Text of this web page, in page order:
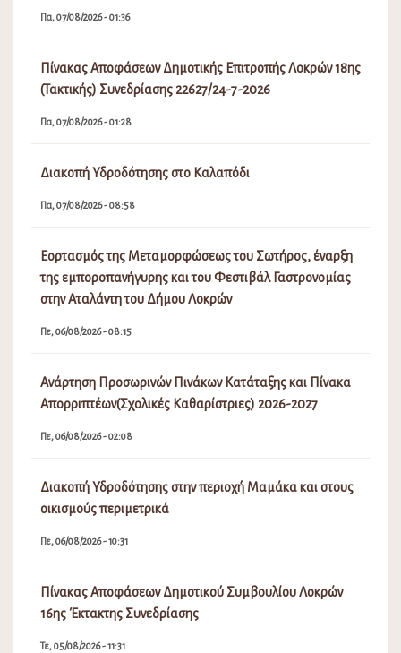
Πα, 07/08/2026 - 01:36
Πίνακας Αποφάσεων Δημοτικής Επιτροπής Λοκρών 18ης
(Τακτικής) Συνεδρίασης 22627/24-7-2026
Πα, 07/08/2026 - 01:28
Διακοπή Υδροδότησης στο Καλαπόδι
Πα, 07/08/2026 - 08:58
Εορτασμός της Μεταμορφώσεως του Σωτήρος, έναρξη
της εμποροπανήγυρης και του Φεστιβάλ Γαστρονομίας
στην Αταλάντη του Δήμου Λοκρών
Πε, 06/08/2026 - 08:15
Ανάρτηση Προσωρινών Πινάκων Κατάταξης και Πίνακα
Απορριπτέων(Σχολικές Καθαρίστριες) 2026-2027
Πε, 06/08/2026 - 02:08
Διακοπή Υδροδότησης στην περιοχή Μαμάκα και στους
οικισμούς περιμετρικά
Πε, 06/08/2026 - 10:31
Πίνακας Αποφάσεων Δημοτικού Συμβουλίου Λοκρών
16ης Έκτακτης Συνεδρίασης
Τε, 05/08/2026 - 11:31